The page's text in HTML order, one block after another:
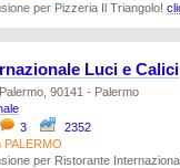
per Pizzeria Il Triangolo!
Luci e Calici
90141 - Palermo
3
2352
PALERMO
per Ristorante